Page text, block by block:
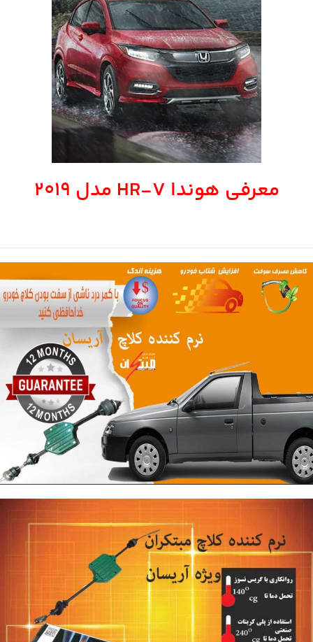
معرفی هوندا HR-V مدل ۲۰۱۹